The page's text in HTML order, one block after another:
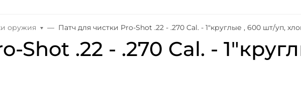
оружия Патч для чистки Pro-Shot .22 - .270 Cal. - 1"круглые , 600 шт/уп,
Shot .22 - .270 Cal. -